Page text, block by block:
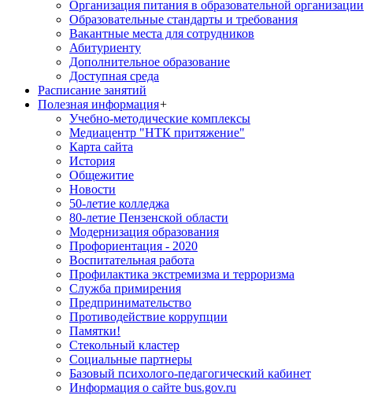
Организация питания в образовательной организации
Образовательные стандарты и требования
Вакантные места для сотрудников
Абитуриенту
Дополнительное образование
Доступная среда
Расписание занятий
Полезная информация+
Учебно-методические комплексы
Медиацентр "НТК притяжение"
Карта сайта
История
Общежитие
Новости
50-летие колледжа
80-летие Пензенской области
Модернизация образования
Профориентация - 2020
Воспитательная работа
Профилактика экстремизма и терроризма
Служба примирения
Предпринимательство
Противодействие коррупции
Памятки!
Стекольный кластер
Социальные партнеры
Базовый психолого-педагогический кабинет
Информация о сайте bus.gov.ru